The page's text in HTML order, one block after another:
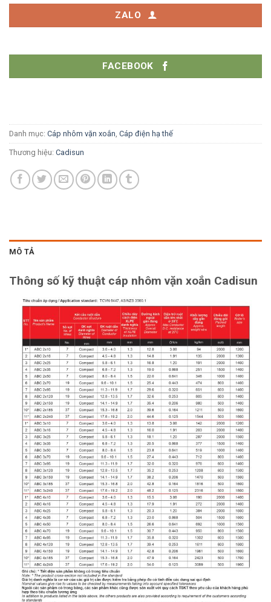
ZALO
FACEBOOK
Danh mục: Cáp nhôm vặn xoắn Cáp điện hạ thế
Thương hiệu: Cadisun
MÔ TẢ
Thông số kỹ thuật cáp nhôm vặn xoắn Cadisun